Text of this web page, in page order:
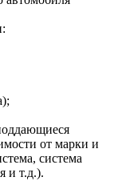
от марки и
система
и т.д.).